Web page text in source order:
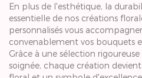
En plus de l'esthétique, la
essentielle de nos créations
personnalisés vous
convenablement vos bouquets
Grâce à une sélection
soignée, chaque création